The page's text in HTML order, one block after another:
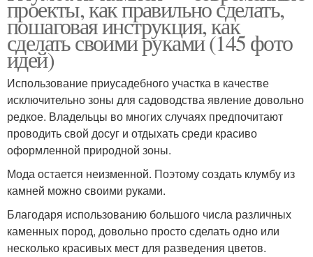
проекты, как правильно сделать,
пошаговая инструкция, как
сделать своими руками (145 фото
идей)
Использование приусадебного участка в качестве
исключительно зоны для садоводства явление довольно
редкое. Владельцы во многих случаях предпочитают
проводить свой досуг и отдыхать среди красиво
оформленной природной зоны.
Мода остается неизменной. Поэтому создать клумбу из
камней можно своими руками.
Благодаря использованию большого числа различных
каменных пород, довольно просто сделать одно или
несколько красивых мест для разведения цветов.